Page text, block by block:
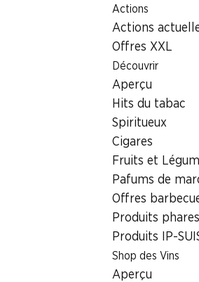
Actions
Actions
Offres XXL
Découvrir
Aperçu
Hits du tabac
Spiritueux
Cigares
Fruits et
Pafums de
Offres
Produits phares
Produits IP-
Shop des Vins
Aperçu
Médias
Denner ouvre le